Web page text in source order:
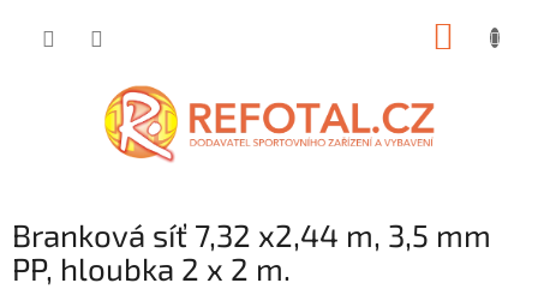
Branková síť 7,32 x2,44 m, 3,5 mm
PP, hloubka 2 x 2 m.